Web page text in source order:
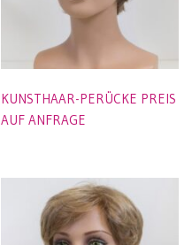
KUNSTHAAR-PERÜCKE PREIS
AUF ANFRAGE